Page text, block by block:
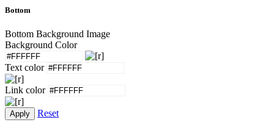
Bottom
Bottom Background Image
Background Color
Text color
Link color
Reset